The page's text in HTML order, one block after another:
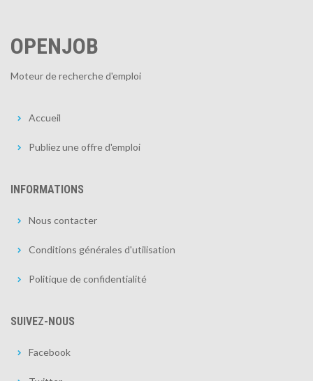
OPENJOB
Moteur de recherche d'emploi
Accueil
Publiez une offre d'emploi
INFORMATIONS
Nous contacter
Conditions générales d'utilisation
Politique de confidentialité
SUIVEZ-NOUS
Facebook